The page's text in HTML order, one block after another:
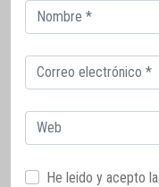
Correo
electrónico
Correo
electrónico
Web
He leido y acepto la